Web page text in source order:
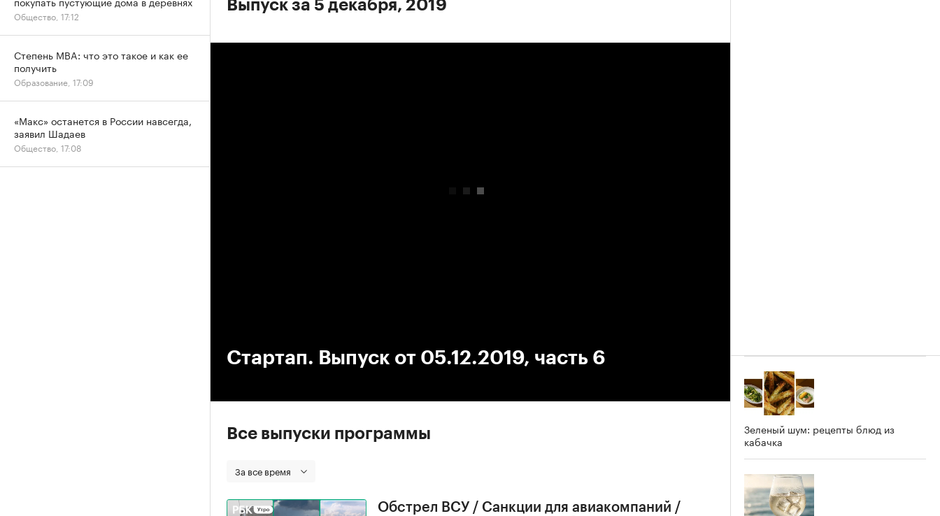
Выпуск за 5 декабря, 2019
Стартап. Выпуск от 05.12.2019, часть 6
Все выпуски программы
За все время
Обстрел ВСУ / Санкции для авиакомпаний /
Зеленый шум: рецепты блюд из
кабачка
Общество, 17:12
Степень MBA: что это такое и как ее
получить
Образование, 17:09
«Макс» останется в России навсегда,
заявил Шадаев
Общество, 17:08